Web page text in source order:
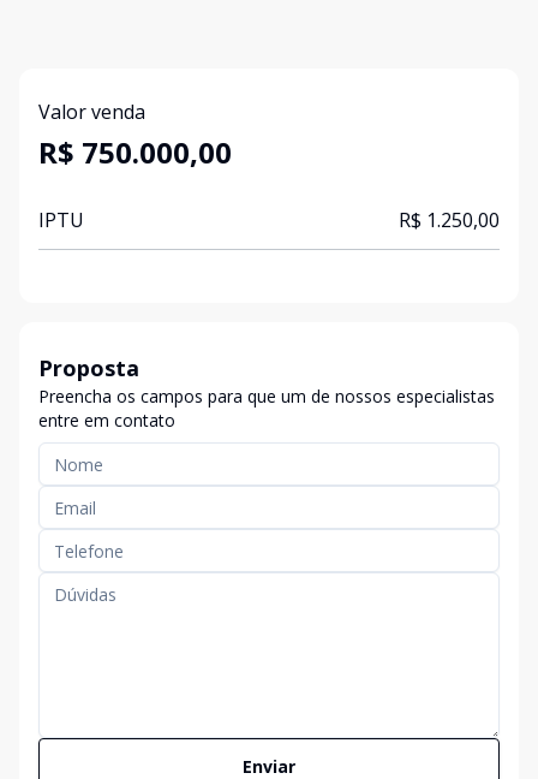
Valor venda
R$ 750.000,00
IPTU R$ 1.250,00
Proposta
Preencha os campos para que um de nossos especialistas
entre em contato
Enviar